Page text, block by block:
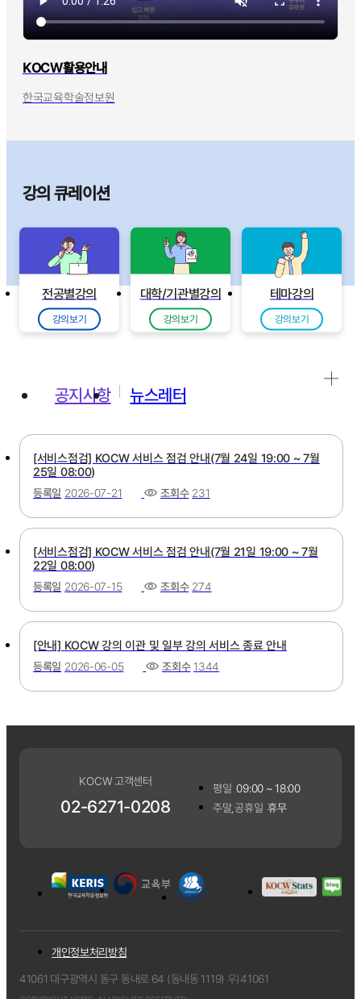
KOCW활용안내
한국교육학술정보원
강의 큐레이션
전공별강의
강의보기
대학/기관별강의
강의보기
테마강의
강의보기
공지사항 뉴스레터
[서비스점검] KOCW 서비스 점검 안내(7월 24일 19:00 ~ 7월
25일 08:00)
등록일 2026-07-21 조회수 231
[서비스점검] KOCW 서비스 점검 안내(7월 21일 19:00 ~ 7월
22일 08:00)
등록일 2026-07-15 조회수 274
[안내] KOCW 강의 이관 및 일부 강의 서비스 종료 안내
등록일 2026-06-05 조회수 1344
KOCW 고객센터
02-6271-0208
평일 09:00 ~ 18:00
주말,공휴일 휴무
개인정보처리방침
41061 대구광역시 동구 동내로 64 (동내동 1119) 우)41061